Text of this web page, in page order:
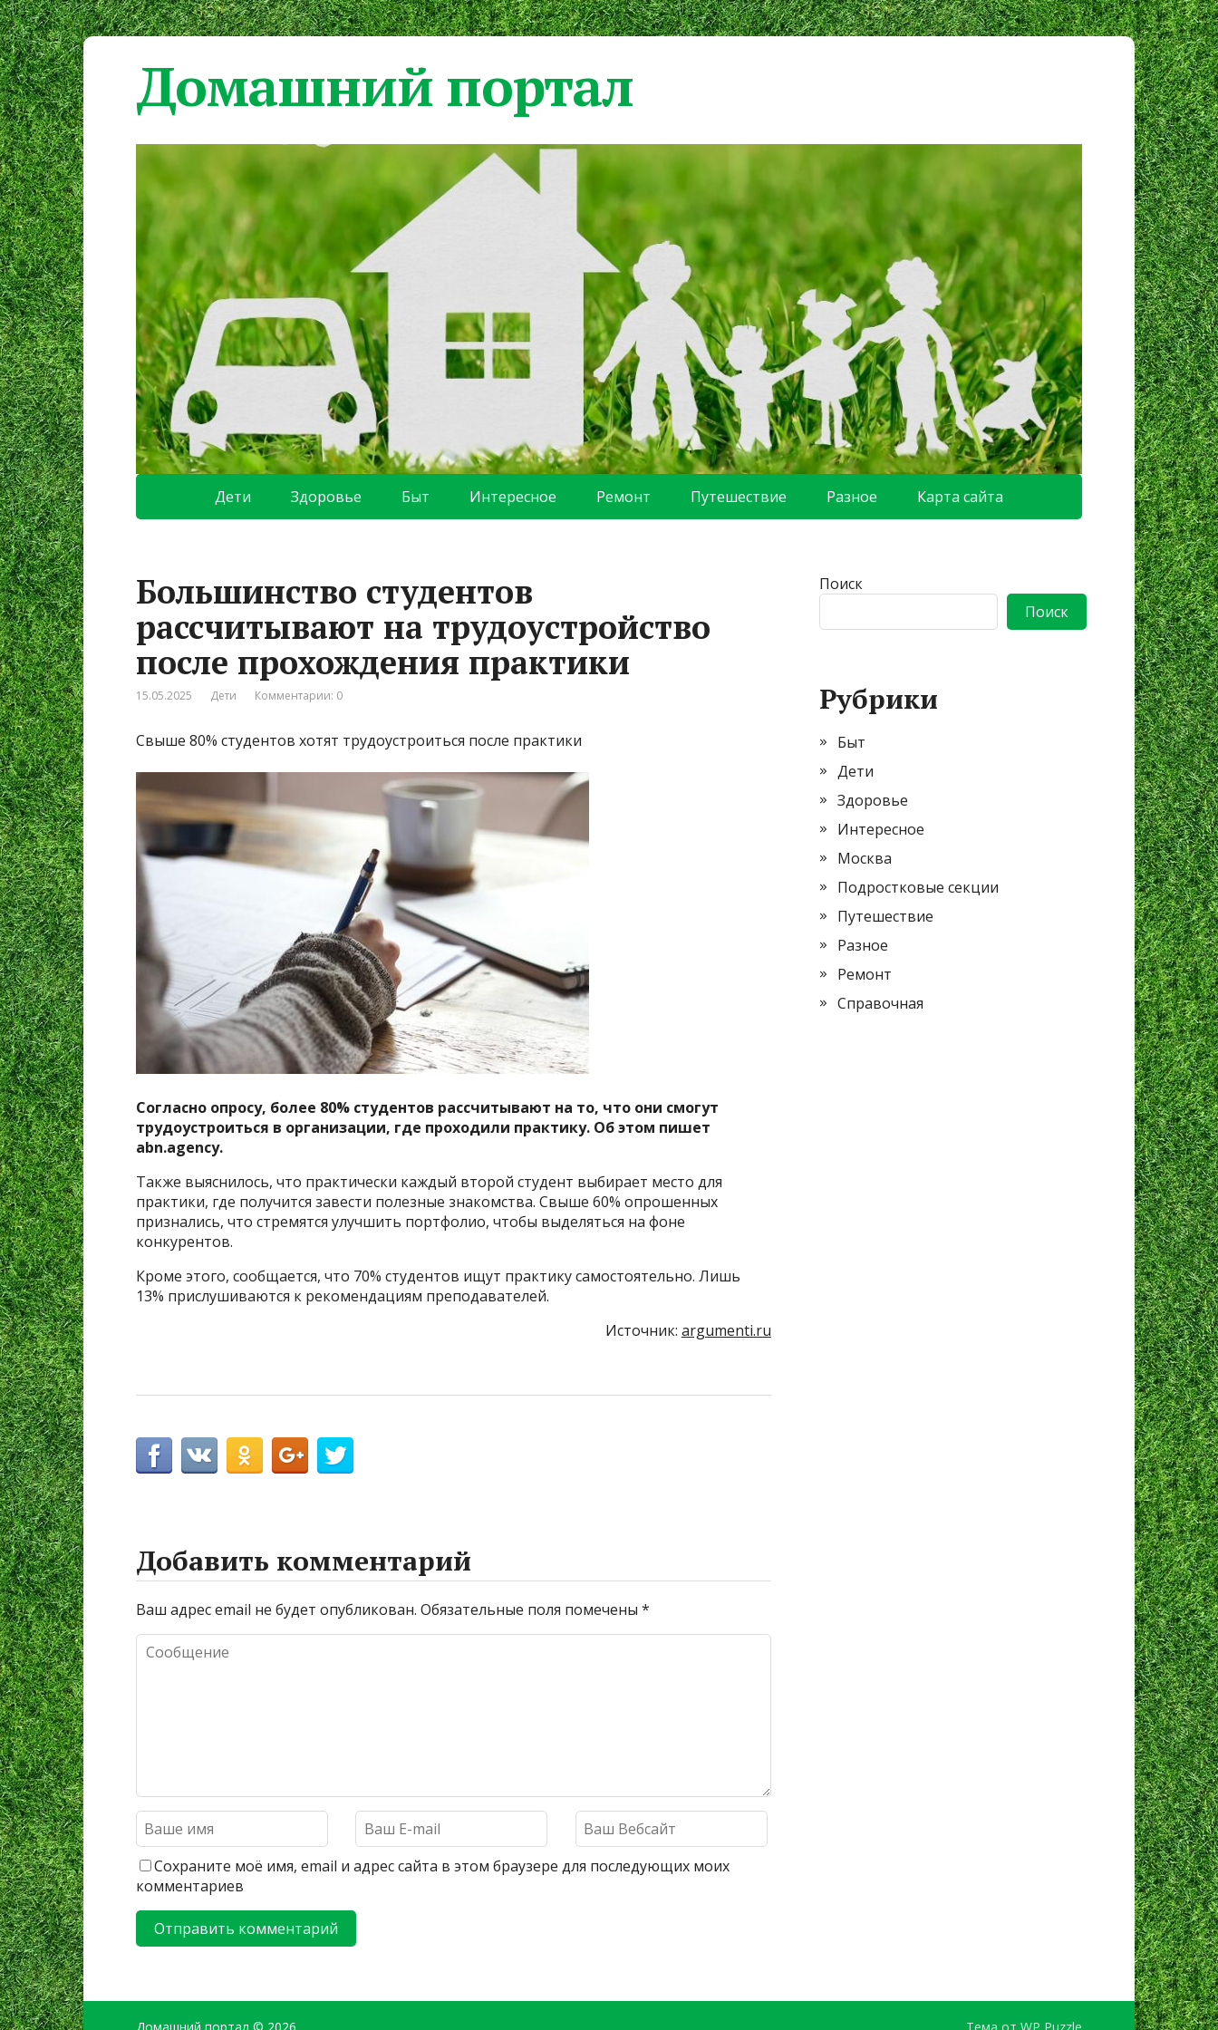
Домашний портал
Дети Здоровье Быт Интересное Ремонт Путешествие Разное Карта сайта
Большинство студентов
рассчитывают на трудоустройство
после прохождения практики
15.05.2025 Дети Комментарии: 0
Свыше 80% студентов хотят трудоустроиться после практики
Согласно опросу, более 80% студентов рассчитывают на то, что они смогут
трудоустроиться в организации, где проходили практику. Об этом пишет
abn.agency.
Также выяснилось, что практически каждый второй студент выбирает место для
практики, где получится завести полезные знакомства. Свыше 60% опрошенных
признались, что стремятся улучшить портфолио, чтобы выделяться на фоне
конкурентов.
Кроме этого, сообщается, что 70% студентов ищут практику самостоятельно. Лишь
13% прислушиваются к рекомендациям преподавателей.
Источник: argumenti.ru
Добавить комментарий
Ваш адрес email не будет опубликован. Обязательные поля помечены *
Сохраните моё имя, email и адрес сайта в этом браузере для последующих моих
комментариев
Поиск
Поиск
Рубрики
Быт
Дети
Здоровье
Интересное
Москва
Подростковые секции
Путешествие
Разное
Ремонт
Справочная